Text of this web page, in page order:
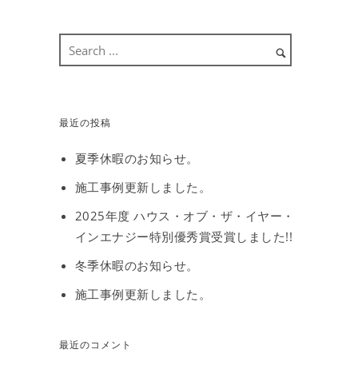
最近の投稿
夏季休暇のお知らせ。
施工事例更新しました。
2025年度 ハウス・オブ・ザ・イヤー・
インエナジー特別優秀賞受賞しました!!
冬季休暇のお知らせ。
施工事例更新しました。
最近のコメント